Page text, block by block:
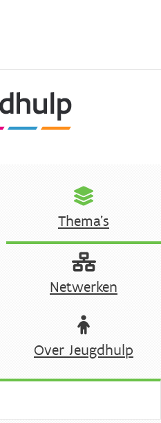
Thema's
Netwerken
Over Jeugdhulp